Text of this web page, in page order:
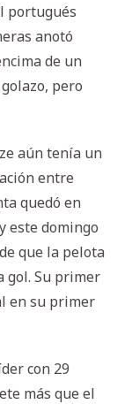
portugués
anotó
de un
pero
aún tenía un
entre
quedó en
este domingo
que la pelota
gol. Su primer
en su primer
con 29
más que el